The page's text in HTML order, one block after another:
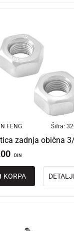
FENG Šifra:
DIN
KORPA